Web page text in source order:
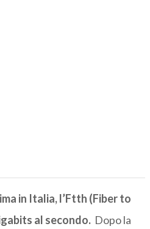
in Italia, l’Ftth (Fiber to
al secondo.Dopo la